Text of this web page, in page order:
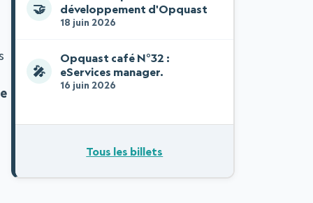
🤝
développement d'Opquast
18 juin 2026
🎤
Opquast café N°32 :
eServices manager.
16 juin 2026
Tous les billets